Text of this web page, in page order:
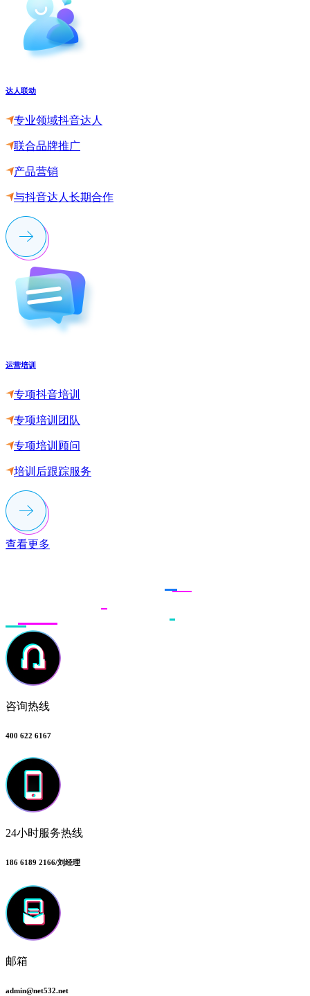
达人联动
专业领域抖音达人
联合品牌推广
产品营销
与抖音达人长期合作
运营培训
专项抖音培训
专项培训团队
专项培训顾问
培训后跟踪服务
查看更多
咨询热线
400 622 6167
24小时服务热线
186 6189 2166/刘经理
邮箱
admin@net532.net